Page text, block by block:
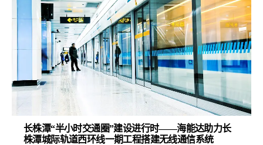
长株潭“半小时交通圈”建设进行时——海能达助力长
株潭城际轨道西环线一期工程搭建无线通信系统